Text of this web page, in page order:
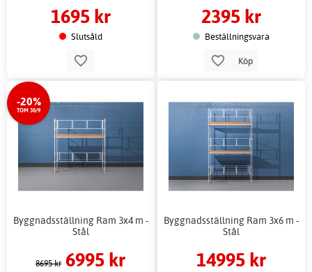
1695 kr
Slutsåld
2395 kr
Beställningsvara
Köp
-20%
TOM 30/9
Byggnadsställning Ram 3x4 m -
Stål
8695 kr 6995 kr
Byggnadsställning Ram 3x6 m -
Stål
14995 kr